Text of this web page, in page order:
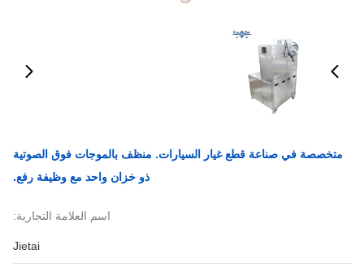
متخصصة في صناعة قطع غيار السيارات. منظف بالموجات فوق الصوتية
ذو خزان واحد مع وظيفة رفع.
اسم العلامة التجارية:
Jietai